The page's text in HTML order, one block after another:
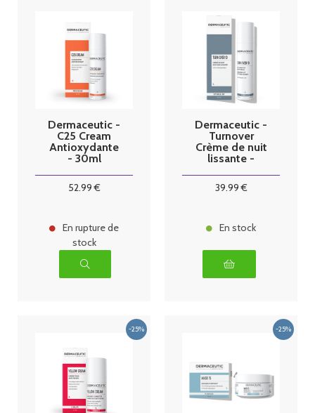
Dermaceutic -
C25 Cream
Antioxydante
- 30ml
52.99€
En rupture de
stock
Dermaceutic -
Turnover
Crème de nuit
lissante -
39.99€
En stock